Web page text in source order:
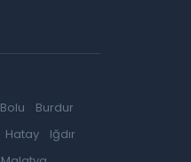
Bolu
Burdur
Hatay
Iğdır